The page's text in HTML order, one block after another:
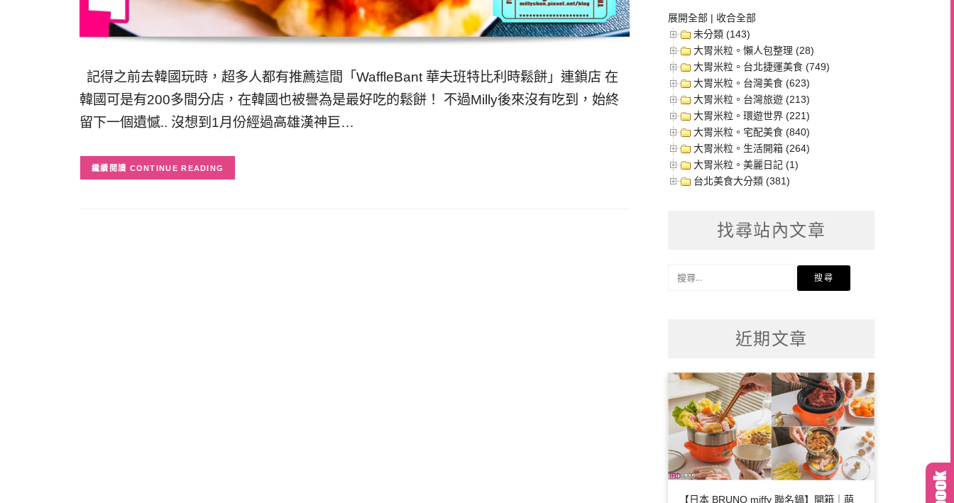
記得之前去韓國玩時，超多人都有推薦這間「WaffleBant 華夫班特比利時鬆餅」連鎖店 在
韓國可是有200多間分店，在韓國也被譽為是最好吃的鬆餅！ 不過Milly後來沒有吃到，始終
留下一個遺憾.. 沒想到1月份經過高雄漢神巨…
CONTINUE READING
展開全部 | 收合全部
未分類 (143)
大胃米粒。懶人包整理 (28)
大胃米粒。台北捷運美食 (749)
大胃米粒。台灣美食 (623)
大胃米粒。台灣旅遊 (213)
大胃米粒。環遊世界 (221)
大胃米粒。宅配美食 (840)
大胃米粒。生活開箱 (264)
大胃米粒。美麗日記 (1)
台北美食大分類 (381)
找尋站內文章
近期文章
【日本 BRUNO miffy 聯名鍋】開箱｜萌